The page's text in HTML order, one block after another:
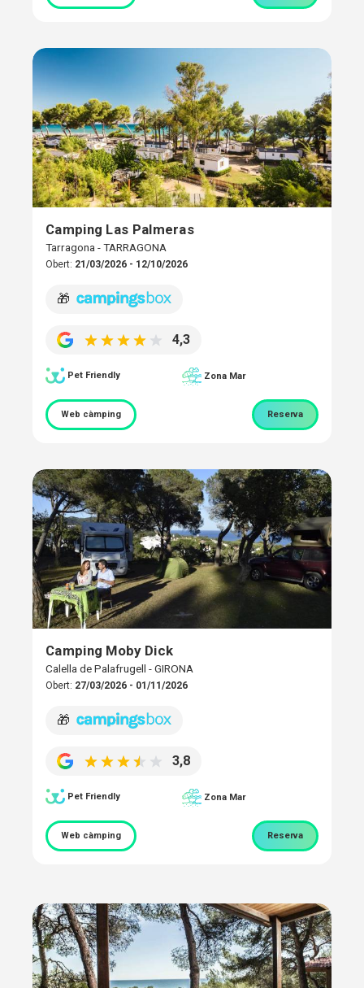
Camping Las Palmeras
Tarragona - TARRAGONA
Obert: 21/03/2026 - 12/10/2026
🎁
4,3
Pet Friendly Zona Mar
Web càmping Reserva
Camping Moby Dick
Calella de Palafrugell - GIRONA
Obert: 27/03/2026 - 01/11/2026
🎁
3,8
Pet Friendly Zona Mar
Web càmping Reserva